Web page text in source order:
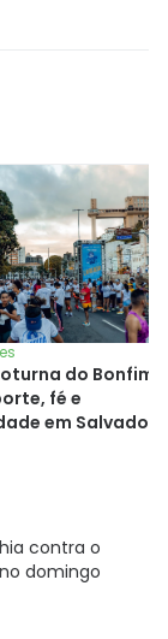
do Bonfim
fé e
em Salvador
contra o
domingo